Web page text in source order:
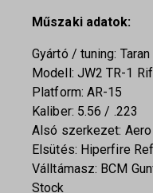
Műszaki adatok:
Gyártó / tuning:
Modell: JW2 TR-1
Platform: AR-15
Kaliber: 5.56 / .223
Alsó szerkezet:
Elsütés: Hiperfire
Válltámasz: BCM
Stock